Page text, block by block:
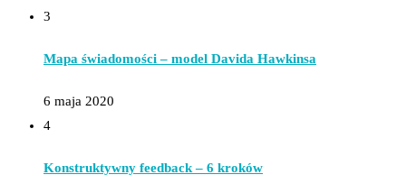
3
Mapa świadomości – model Davida Hawkinsa
6 maja 2020
4
Konstruktywny feedback – 6 kroków